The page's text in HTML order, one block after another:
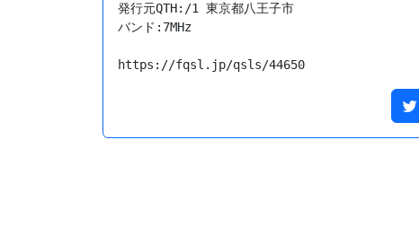
発行元QTH:/1 東京都八王子市
バンド:7MHz
https://fqsl.jp/qsls/44650